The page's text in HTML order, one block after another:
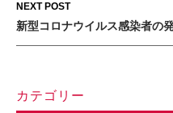
NEXT POST
新型コロナウイルス感染者の
カテゴリー